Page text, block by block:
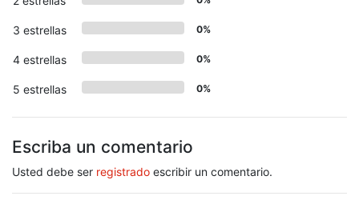
3 estrellas 0%
4 estrellas 0%
5 estrellas 0%
Escriba un comentario
Usted debe ser registrado escribir un comentario.